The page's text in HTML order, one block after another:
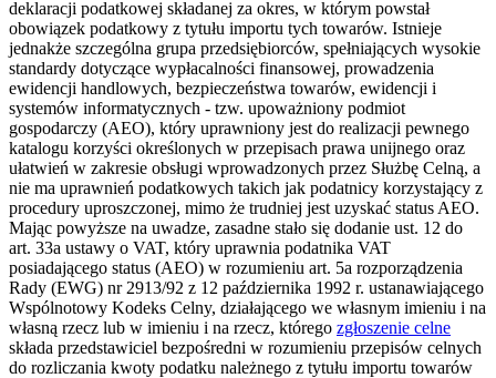
deklaracji podatkowej składanej za okres, w którym powstał
obowiązek podatkowy z tytułu importu tych towarów. Istnieje
jednakże szczególna grupa przedsiębiorców, spełniających wysokie
standardy dotyczące wypłacalności finansowej, prowadzenia
ewidencji handlowych, bezpieczeństwa towarów, ewidencji i
systemów informatycznych - tzw. upoważniony podmiot
gospodarczy (AEO), który uprawniony jest do realizacji pewnego
katalogu korzyści określonych w przepisach prawa unijnego oraz
ułatwień w zakresie obsługi wprowadzonych przez Służbę Celną, a
nie ma uprawnień podatkowych takich jak podatnicy korzystający z
procedury uproszczonej, mimo że trudniej jest uzyskać status AEO.
Mając powyższe na uwadze, zasadne stało się dodanie ust. 12 do
art. 33a ustawy o VAT, który uprawnia podatnika VAT
posiadającego status (AEO) w rozumieniu art. 5a rozporządzenia
Rady (EWG) nr 2913/92 z 12 października 1992 r. ustanawiającego
Wspólnotowy Kodeks Celny, działającego we własnym imieniu i na
własną rzecz lub w imieniu i na rzecz, którego zgłoszenie celne
składa przedstawiciel bezpośredni w rozumieniu przepisów celnych
do rozliczania kwoty podatku należnego z tytułu importu towarów